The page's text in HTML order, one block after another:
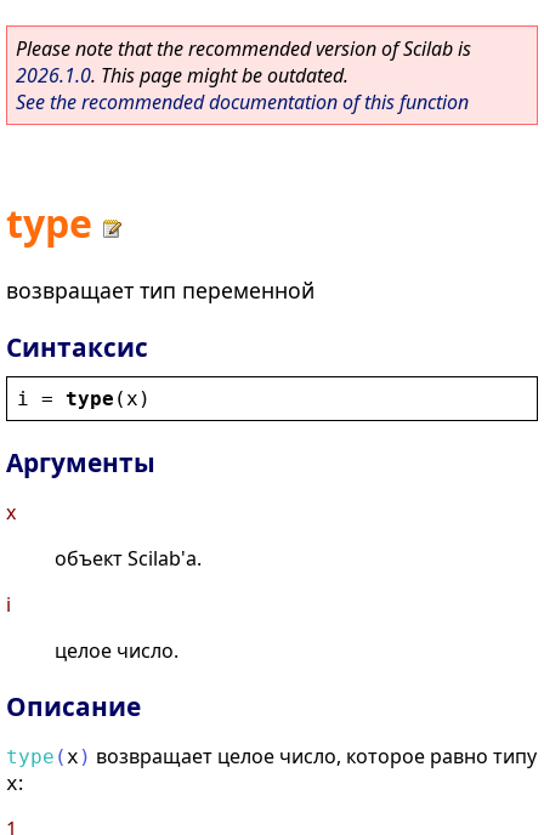
Please note that the recommended version of Scilab is
2026.1.0. This page might be outdated.
See the recommended documentation of this function
type
возвращает тип переменной
Синтаксис
i = type ( x )
Аргументы
x
объект Scilab'а.
i
целое число.
Описание
type (x ) возвращает целое число, которое равно типу
x:
1